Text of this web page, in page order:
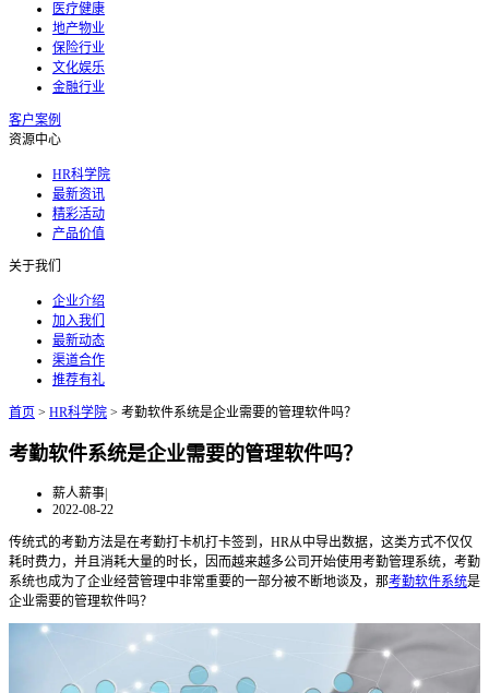
医疗健康
地产物业
保险行业
文化娱乐
金融行业
客户案例
资源中心
HR科学院
最新资讯
精彩活动
产品价值
关于我们
企业介绍
加入我们
最新动态
渠道合作
推荐有礼
首页 > HR科学院 > 考勤软件系统是企业需要的管理软件吗？
考勤软件系统是企业需要的管理软件吗？
薪人薪事|
2022-08-22
传统式的考勤方法是在考勤打卡机打卡签到， HR从中导出数据，这类方式不仅仅
耗时费力，并且消耗大量的时长，因而越来越多公司开始使用考勤管理系统， 考勤
系统也成为了企业经营管理中非常重要的一部分被不断地谈及 ，那考勤软件系统是
企业需要的管理软件吗？